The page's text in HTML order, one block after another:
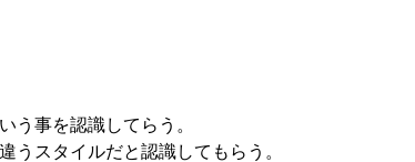
事を認識してらう。
スタイルだと認識してもらう。